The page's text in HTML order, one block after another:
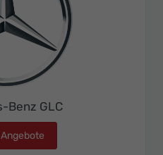
Benz GLC